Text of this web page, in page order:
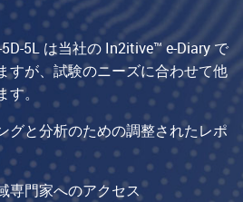
5D-5L は当社の In2itive™ e-Diary で
すが、試験のニーズに合わせて他
。
グと分析のための調整されたレポ
専門家へのアクセス